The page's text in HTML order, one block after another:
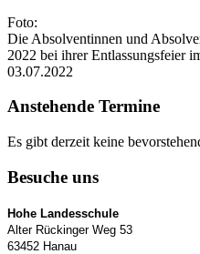
Foto:
Die Absolventinnen und
2022 bei ihrer Entlassungsfeier
03.07.2022
Anstehende Termine
Es gibt derzeit keine
Besuche uns
Hohe Landesschule
Alter Rückinger Weg 53
63452 Hanau